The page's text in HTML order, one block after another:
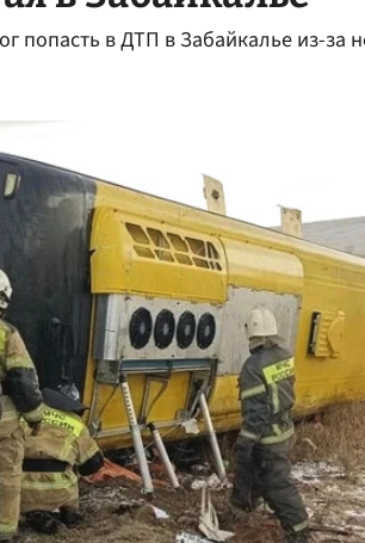
попасть в ДТП в Забайкалье из-за